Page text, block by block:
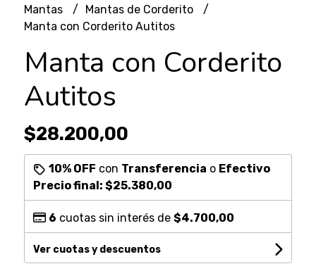
Mantas
Mantas de Corderito
Manta con Corderito Autitos
Manta con Corderito
Autitos
$28.200,00
10% OFF con Transferencia o Efectivo
Precio final: $25.380,00
6 cuotas sin interés de $4.700,00
Ver cuotas y descuentos